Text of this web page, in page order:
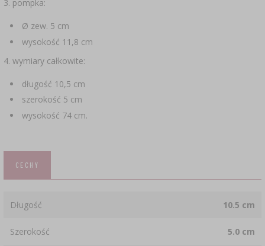
3. pompka:
Ø zew. 5 cm
wysokość 11,8 cm
4. wymiary całkowite:
długość 10,5 cm
szerokość 5 cm
wysokość 74 cm.
CECHY
Długość 10.5 cm
Szerokość 5.0 cm